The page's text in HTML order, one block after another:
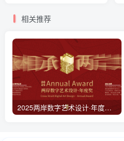
相关推荐
2025两岸数字艺术设计·年度奖与绘王合作推出「中国风，不止于水墨」专项赛以数字艺术重新定义当代“中国风”表达